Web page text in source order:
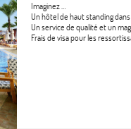
Imaginez …
Un hôtel de haut standing
Un service de qualité et un
Frais de visa pour les